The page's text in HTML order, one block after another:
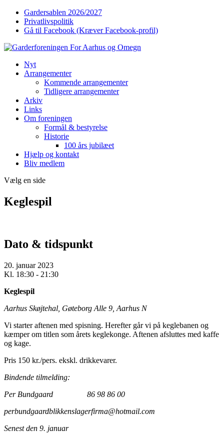
Gardersablen 2026/2027
Privatlivspolitik
Gå til Facebook (Kræver Facebook-profil)
Nyt
Arrangementer
Kommende arrangementer
Tidligere arrangementer
Arkiv
Links
Om foreningen
Formål & bestyrelse
Historie
100 års jubilæet
Hjælp og kontakt
Bliv medlem
Vælg en side
Keglespil
Dato & tidspunkt
20. januar 2023
Kl. 18:30 - 21:30
Keglespil
Aarhus Skøjtehal, Gøteborg Alle 9, Aarhus N
Vi starter aftenen med spisning. Herefter går vi på keglebanen og
kæmper om titlen som årets keglekonge. Aftenen afsluttes med kaffe
og kage.
Pris 150 kr./pers. ekskl. drikkevarer.
Bindende tilmelding:
Per Bundgaard 86 98 86 00
perbundgaardblikkenslagerfirma@hotmail.com
Senest den 9. januar